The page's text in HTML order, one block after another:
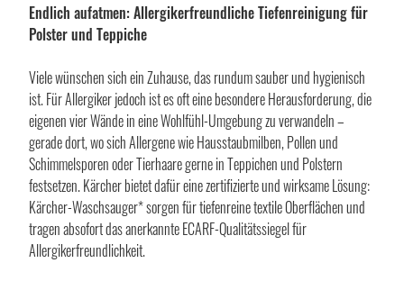
Endlich aufatmen: Allergikerfreundliche Tiefenreinigung für
Polster und Teppiche
Viele wünschen sich ein Zuhause, das rundum sauber und hygienisch
ist. Für Allergiker jedoch ist es oft eine besondere Herausforderung, die
eigenen vier Wände in eine Wohlfühl-Umgebung zu verwandeln –
gerade dort, wo sich Allergene wie Hausstaubmilben, Pollen und
Schimmelsporen oder Tierhaare gerne in Teppichen und Polstern
festsetzen. Kärcher bietet dafür eine zertifizierte und wirksame Lösung:
Kärcher-Waschsauger* sorgen für tiefenreine textile Oberflächen und
tragen absofort das anerkannte ECARF-Qualitätssiegel für
Allergikerfreundlichkeit.